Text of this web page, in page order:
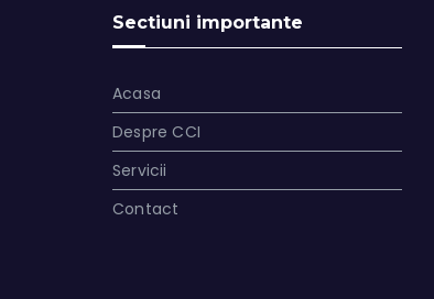
Sectiuni importante
Acasa
Despre CCI
Servicii
Contact